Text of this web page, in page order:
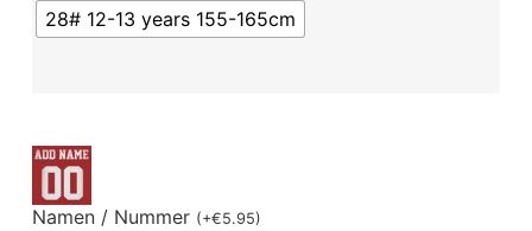
28# 12-13 years 155-165cm
Namen / Nummer (+€5.95)